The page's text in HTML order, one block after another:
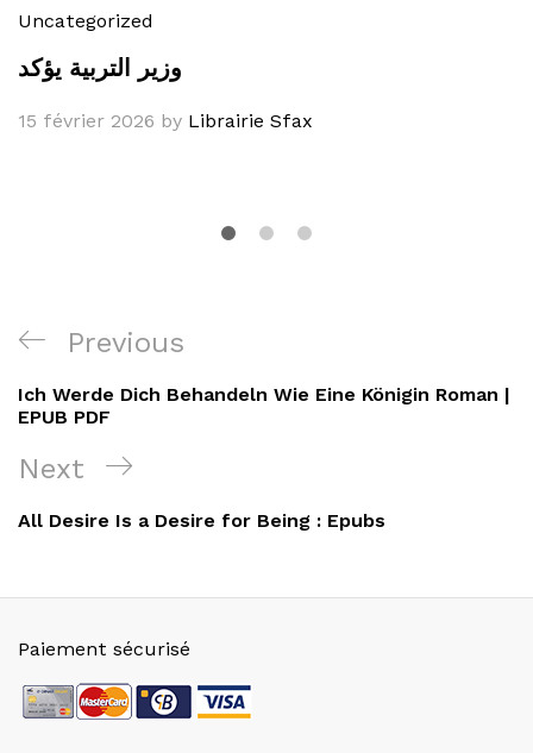
Uncategorized
وزير التربية يؤكد
15 février 2026 by Librairie Sfax
Navigation
de
l’article
Previous
Post
Previous
Ich Werde Dich Behandeln Wie Eine Königin Roman |
EPUB PDF
Next
Post
Next
All Desire Is a Desire for Being : Epubs
Paiement sécurisé